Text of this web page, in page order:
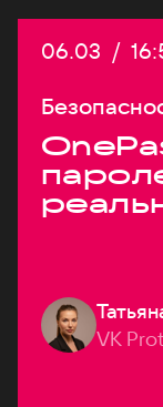
Дата:
06.03 /
VK